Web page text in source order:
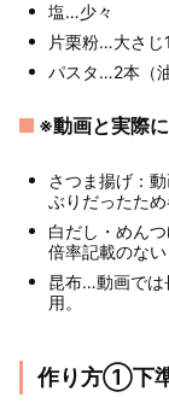
塩…少々
片栗粉…大さじ
パスタ…2本（
※動画と実際
さつま揚げ：
ぶりだったため
白だし・めん
倍率記載のない
昆布…動画では
用。
作り方①下